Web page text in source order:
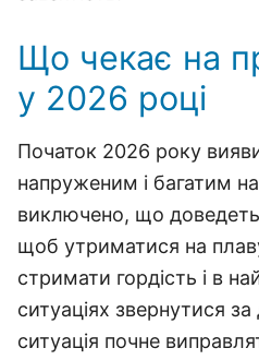
Що чекає на
у 2026 році
Початок 2026 року
напруженим і багатим на
виключено, що
щоб утриматися на
стримати гордість і в
ситуаціях звернутися
ситуація почне